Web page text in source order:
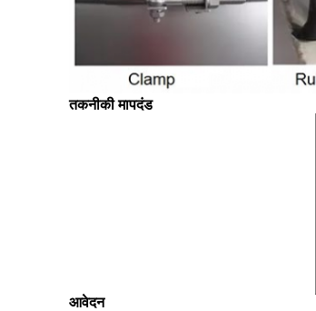
तकनीकी मापदंड
आवेदन